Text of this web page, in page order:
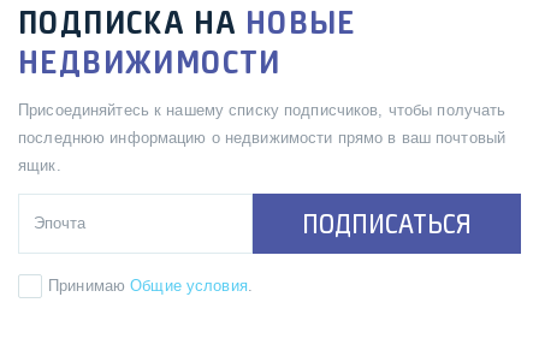
ПОДПИСКА НА НОВЫЕ
НЕДВИЖИМОСТИ
Присоединяйтесь к нашему списку подписчиков, чтобы получать
последнюю информацию о недвижимости прямо в ваш почтовый
ящик.
ПОДПИСАТЬСЯ
ПринимаюОбщие условия.